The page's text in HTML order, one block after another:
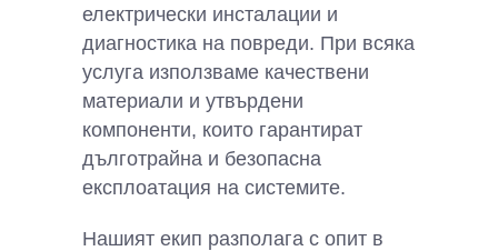
електрически инсталации и
диагностика на повреди. При всяка
услуга използваме качествени
материали и утвърдени
компоненти, които гарантират
дълготрайна и безопасна
експлоатация на системите.
Нашият екип разполага с опит в